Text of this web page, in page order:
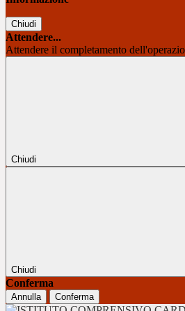
Chiudi
Attendere...
Attendere il completamento
Chiudi
Chiudi
Conferma
Annulla Conferma